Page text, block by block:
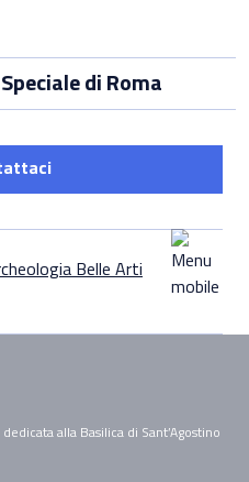
di Roma
alla Basilica di Sant’Agostino